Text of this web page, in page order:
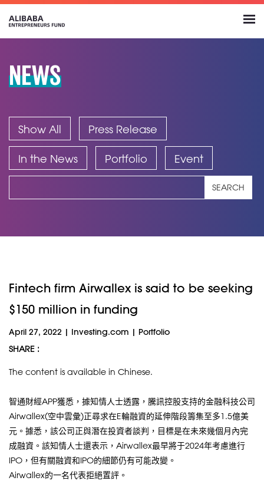
NEWS
Show All Press Release
In the News Portfolio Event
SEARCH
Fintech firm Airwallex is said to be seeking
$150 million in funding
April 27, 2022 | Investing.com | Portfolio
SHARE :
The content is available in Chinese.
智通財經APP獲悉，據知情人士透露，騰訊控股支持的金融科技公司
Airwallex(空中雲彙)正尋求在E輪融資的延伸階段籌集至多1.5億美
元。據悉，該公司正與潛在投資者談判，目標是在未來幾個月內完
成融資。該知情人士還表示，Airwallex最早將于2024年考慮進行
IPO，但有關融資和IPO的細節仍有可能改變。
Airwallex的一名代表拒絕置評。